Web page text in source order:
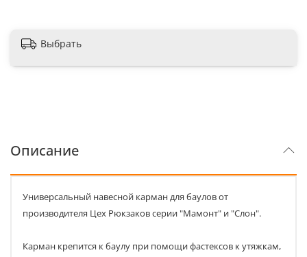
Выбрать
Описание
Универсальный навесной карман для баулов от
производителя Цех Рюкзаков серии "Мамонт" и "Слон".
Карман крепится к баулу при помощи фастексов к утяжкам,